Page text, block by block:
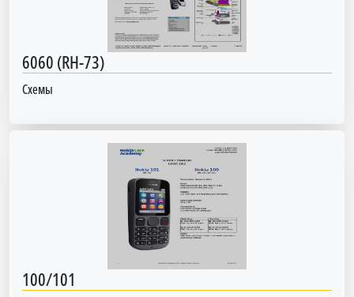
6060 (RH-73)
Схемы
100/101